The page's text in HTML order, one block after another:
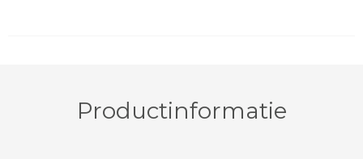
Productinformatie